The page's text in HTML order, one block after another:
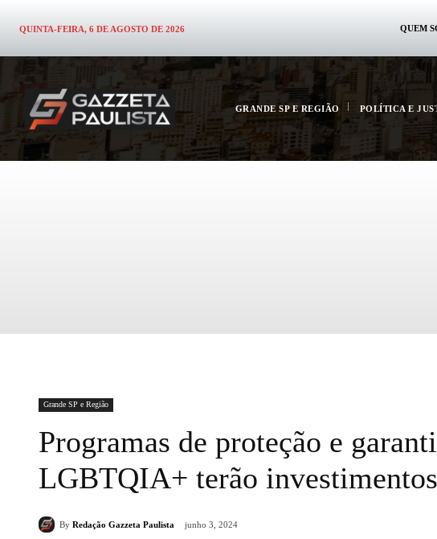
QUINTA-FEIRA, 6 DE AGOSTO DE 2026 QUEM
GRANDE SP E REGIÃO POLÍTICA E
Grande SP e Região
Programas de proteção e
LGBTQIA+ terão
By Redação Gazzeta Paulista junho 3, 2024